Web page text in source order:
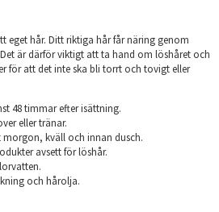
eget hår. Ditt riktiga hår får näring genom
är därför viktigt att ta hand om löshåret och
för att det inte ska bli torrt och tovigt eller
48 timmar efter isättning.
eller tränar.
kväll och innan dusch.
avsett för löshår.
och hårolja.